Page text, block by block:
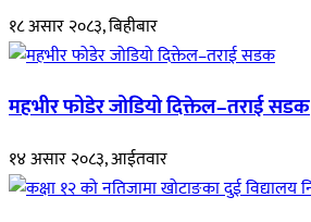
१८ असार २०८३, बिहीबार
महभीर फोडेर जोडियो दिक्तेल–तराई सडक
१४ असार २०८३, आईतवार